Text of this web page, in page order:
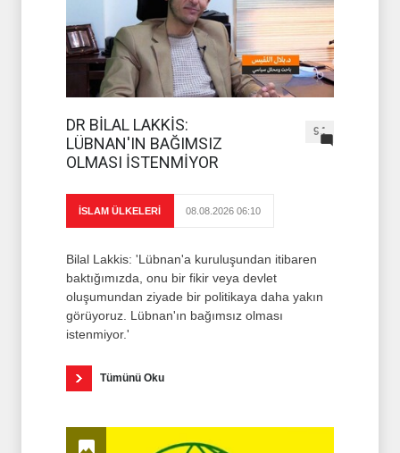
DR BİLAL LAKKİS:
LÜBNAN'IN BAĞIMSIZ
OLMASI İSTENMİYOR
94
İSLAM ÜLKELERİ 08.08.2026 06:10
Bilal Lakkis: 'Lübnan'a kuruluşundan itibaren
baktığımızda, onu bir fikir veya devlet
oluşumundan ziyade bir politikaya daha yakın
görüyoruz. Lübnan'ın bağımsız olması
istenmiyor.'
Tümünü Oku